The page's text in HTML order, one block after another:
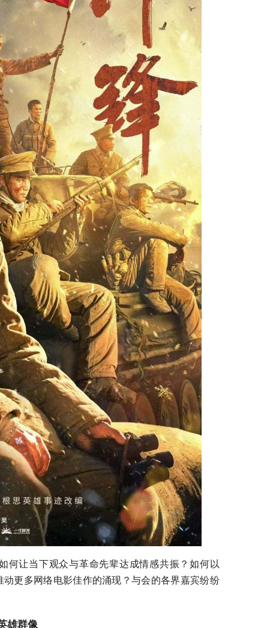
何让当下观众与革命先辈达成情感共振？如何以
动更多网络电影佳作的涌现？与会的各界嘉宾纷纷
雄群像